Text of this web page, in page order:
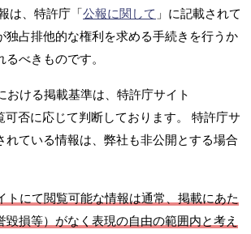
は、特許庁「公報に関して 」に記載されて
独占排他的な権利を求める手続きを行うか
べきものです。
おける掲載基準は、特許庁サイト
否に応じて判断しております。 特許庁サ
れている情報は、弊社も非公開とする場合
トにて閲覧可能な情報は通常、掲載にあた
毀損等）がなく表現の自由の範囲内と考え